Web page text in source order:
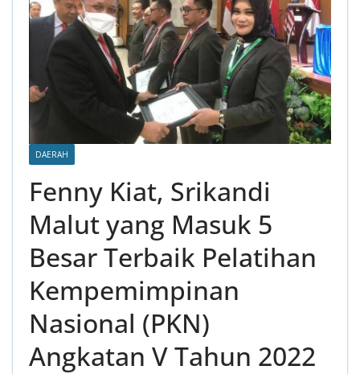
DAERAH
Fenny Kiat, Srikandi
Malut yang Masuk 5
Besar Terbaik Pelatihan
Kempemimpinan
Nasional (PKN)
Angkatan V Tahun 2022